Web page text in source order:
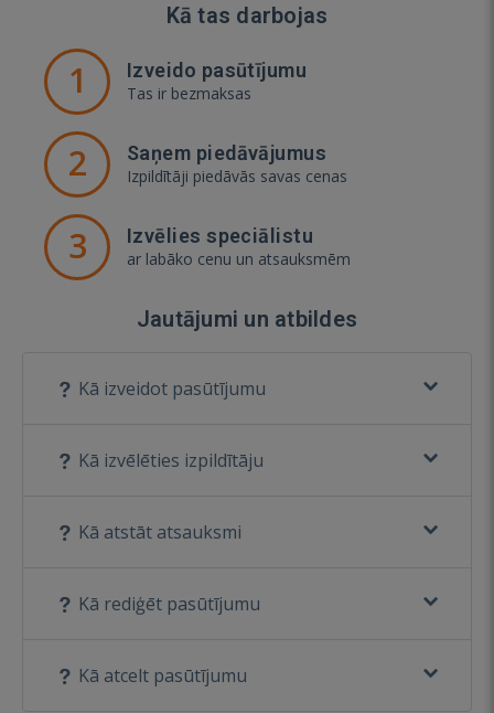
Kā tas darbojas
1 Izveido pasūtījumu
Tas ir bezmaksas
2 Saņem piedāvājumus
Izpildītāji piedāvās savas cenas
3 Izvēlies speciālistu
ar labāko cenu un atsauksmēm
Jautājumi un atbildes
Kā izveidot pasūtījumu
Kā izvēlēties izpildītāju
Kā atstāt atsauksmi
Kā rediģēt pasūtījumu
Kā atcelt pasūtījumu